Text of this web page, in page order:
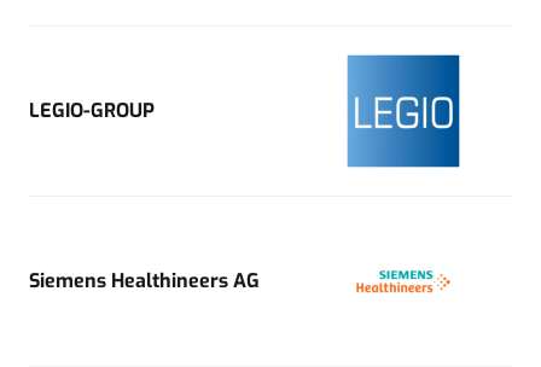
LEGIO-GROUP
Siemens Healthineers AG